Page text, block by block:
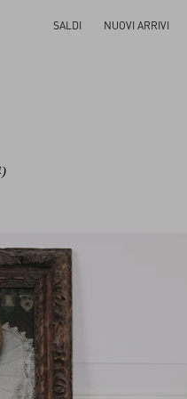
SALDI NUOVI ARRIVI